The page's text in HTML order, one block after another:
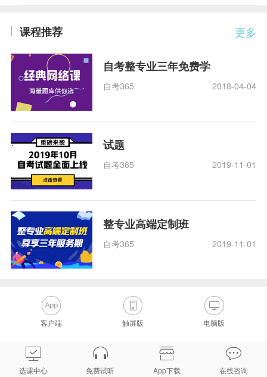
更多
课程推荐
自考整专业三年免费学
自考365 2018-04-04
试题
自考365 2019-11-01
整专业高端定制班
自考365 2019-11-01
客户端 触屏版 电脑版
选课中心 免费试听 App下载 在线咨询